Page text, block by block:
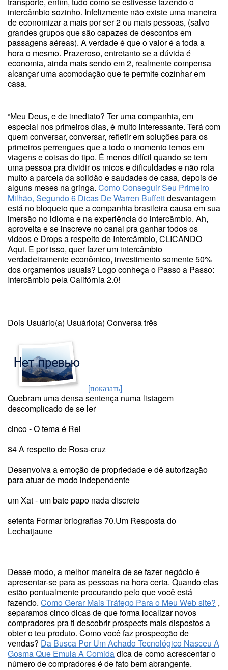
intercâmbio sozinho. Infelizmente não existe uma maneira
de economizar a mais por ser 2 ou mais pessoas, (salvo
grandes grupos que são capazes de descontos em
passagens aéreas). A verdade é que o valor é a toda a
hora o mesmo. Prazeroso, entretanto se a dúvida é
economia, ainda mais sendo em 2, realmente compensa
alcançar uma acomodação que te permite cozinhar em
casa.
“Meu Deus, e de imediato? Ter uma companhia, em
especial nos primeiros dias, é muito interessante. Terá com
quem conversar, conversar, refletir em soluções para os
primeiros perrengues que a todo o momento temos em
viagens e coisas do tipo. É menos difícil quando se tem
uma pessoa pra dividir os micos e dificuldades e não rola
muito a parcela da solidão e saudades de casa, depois de
alguns meses na gringa. Como Conseguir Seu Primeiro
Milhão, Segundo 6 Dicas De Warren Buffettdesvantagem
está no bloqueio que a companhia brasileira causa em sua
imersão no idioma e na experiência do intercâmbio. Ah,
aproveita e se inscreve no canal pra ganhar todos os
videos e Drops a respeito de Intercâmbio, CLICANDO
Aqui. E por isso, quer fazer um intercâmbio
verdadeiramente econômico, investimento somente 50%
dos orçamentos usuais? Logo conheça o Passo a Passo:
Intercâmbio pela Califórnia 2.0!
Dois Usuário(a) Usuário(a) Conversa três
[показать]
Quebram uma densa sentença numa listagem
descomplicado de se ler
cinco - O tema é Rei
84 A respeito de Rosa-cruz
Desenvolva a emoção de propriedade e dê autorização
para atuar de modo independente
um Xat - um bate papo nada discreto
setenta Formar briografias 70.Um Resposta do
Lechatjaune
Desse modo, a melhor maneira de se fazer negócio é
apresentar-se para as pessoas na hora certa. Quando elas
estão pontualmente procurando pelo que você está
fazendo. Como Gerar Mais Tráfego Para o Meu Web site? ,
separamos cinco dicas de que forma localizar novos
compradores pra ti descobrir prospects mais dispostos a
obter o teu produto. Como você faz prospecção de
vendas? Da Busca Por Um Achado Tecnológico Nasceu A
Gosma Que Emula A Comidadica de como acrescentar o
número de compradores é de fato bem abrangente.